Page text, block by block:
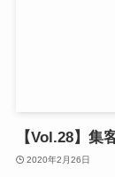
【Vol.28】集
2020年2月26日